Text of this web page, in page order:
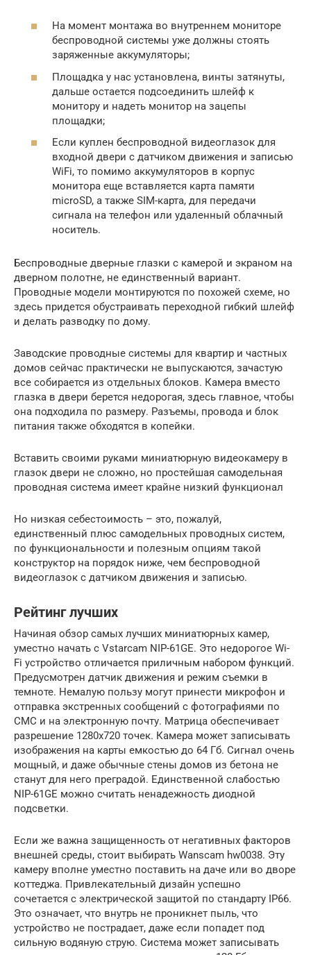
На момент монтажа во внутреннем мониторе
беспроводной системы уже должны стоять
заряженные аккумуляторы;
Площадка у нас установлена, винты затянуты,
дальше остается подсоединить шлейф к
монитору и надеть монитор на зацепы
площадки;
Если куплен беспроводной видеоглазок для
входной двери с датчиком движения и записью
WiFi, то помимо аккумуляторов в корпус
монитора еще вставляется карта памяти
microSD, а также SIM-карта, для передачи
сигнала на телефон или удаленный облачный
носитель.
Беспроводные дверные глазки с камерой и экраном на
дверном полотне, не единственный вариант.
Проводные модели монтируются по похожей схеме, но
здесь придется обустраивать переходной гибкий шлейф
и делать разводку по дому.
Заводские проводные системы для квартир и частных
домов сейчас практически не выпускаются, зачастую
все собирается из отдельных блоков. Камера вместо
глазка в двери берется недорогая, здесь главное, чтобы
она подходила по размеру. Разъемы, провода и блок
питания также обходятся в копейки.
Вставить своими руками миниатюрную видеокамеру в
глазок двери не сложно, но простейшая самодельная
проводная система имеет крайне низкий функционал
Но низкая себестоимость – это, пожалуй,
единственный плюс самодельных проводных систем,
по функциональности и полезным опциям такой
конструктор на порядок ниже, чем беспроводной
видеоглазок с датчиком движения и записью.
Рейтинг лучших
Начиная обзор самых лучших миниатюрных камер,
уместно начать с Vstarcam NIP-61GE. Это недорогое Wi-
Fi устройство отличается приличным набором функций.
Предусмотрен датчик движения и режим съемки в
темноте. Немалую пользу могут принести микрофон и
отправка экстренных сообщений с фотографиями по
СМС и на электронную почту. Матрица обеспечивает
разрешение 1280х720 точек. Камера может записывать
изображения на карты емкостью до 64 Гб. Сигнал очень
мощный, и даже обычные стены домов из бетона не
станут для него преградой. Единственной слабостью
NIP-61GE можно считать ненадежность диодной
подсветки.
Если же важна защищенность от негативных факторов
внешней среды, стоит выбирать Wanscam hw0038. Эту
камеру вполне уместно поставить на даче или во дворе
коттеджа. Привлекательный дизайн успешно
сочетается с электрической защитой по стандарту IP66.
Это означает, что внутрь не проникнет пыль, что
устройство не пострадает, даже если попадет под
сильную водяную струю. Система может записывать